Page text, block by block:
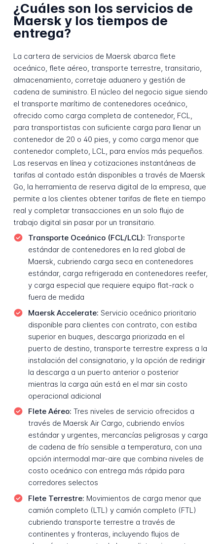
¿Cuáles son los servicios de
Maersk y los tiempos de
entrega?
La cartera de servicios de Maersk abarca flete
oceánico, flete aéreo, transporte terrestre, transitario,
almacenamiento, corretaje aduanero y gestión de
cadena de suministro. El núcleo del negocio sigue siendo
el transporte marítimo de contenedores oceánico,
ofrecido como carga completa de contenedor, FCL,
para transportistas con suficiente carga para llenar un
contenedor de 20 o 40 pies, y como carga menor que
contenedor completo, LCL, para envíos más pequeños.
Las reservas en línea y cotizaciones instantáneas de
tarifas al contado están disponibles a través de Maersk
Go, la herramienta de reserva digital de la empresa, que
permite a los clientes obtener tarifas de flete en tiempo
real y completar transacciones en un solo flujo de
trabajo digital sin pasar por un transitario.
Transporte Oceánico (FCL/LCL): Transporte
estándar de contenedores en la red global de
Maersk, cubriendo carga seca en contenedores
estándar, carga refrigerada en contenedores reefer,
y carga especial que requiere equipo flat-rack o
fuera de medida
Maersk Accelerate: Servicio oceánico prioritario
disponible para clientes con contrato, con estiba
superior en buques, descarga priorizada en el
puerto de destino, transporte terrestre express a la
instalación del consignatario, y la opción de redirigir
la descarga a un puerto anterior o posterior
mientras la carga aún está en el mar sin costo
operacional adicional
Flete Aéreo: Tres niveles de servicio ofrecidos a
través de Maersk Air Cargo, cubriendo envíos
estándar y urgentes, mercancías peligrosas y carga
de cadena de frío sensible a temperatura, con una
opción intermodal mar-aire que combina niveles de
costo oceánico con entrega más rápida para
corredores selectos
Flete Terrestre: Movimientos de carga menor que
camión completo (LTL) y camión completo (FTL)
cubriendo transporte terrestre a través de
continentes y fronteras, incluyendo flujos de